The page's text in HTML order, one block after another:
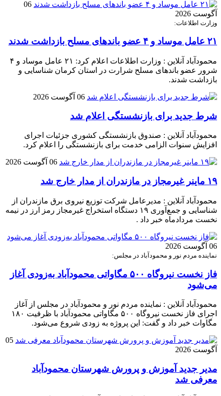
06
آگوست 2026
وزارت اطلاعات:
۲۱ عامل موساد و ۴ عضو باند‌های مسلح بازداشت شدند
محمودآباد آنلاین : وزارت اطلاعات اعلام کرد: ۲۱ عامل موساد و ۴
شرور عضو باند‌های مسلح شرارت در استان کرمان شناسایی و
بازداشت شدند.
06 آگوست 2026
شرط جدید برای بازنشستگی اعلام شد
محمودآباد آنلاین : صندوق بازنشستگی کشوری جزئیات اجرای
افزایش سنوات الزامی خدمت برای بازنشستگی را اعلام کرد.
06 آگوست 2026
۱۹ ماینر غیرمجاز در مازندران از مدار خارج شد
محمودآباد آنلاین : مدیرعامل شرکت توزیع نیروی برق مازندران از
شناسایی و جمع‌آوری ۱۹ دستگاه استخراج غیرمجاز رمز ارز در نیمه
نخست مردادماه خبر داد .
06 آگوست 2026
نماینده مردم نور و محمودآباد در مجلس:
فاز نخست نیروگاه ۵۰۰ مگاواتی محمودآباد به‌زودی آغاز
می‌شود
محمودآباد آنلاین : نماینده مردم نور و محمودآباد در مجلس از آغاز
اجرای فاز نخست نیروگاه ۵۰۰ مگاواتی محمودآباد با ظرفیت ۱۸۰
مگاوات خبر داد و گفت: این پروژه به زودی شروع می‌شود.
05
آگوست 2026
مدیر جدید آموزش و پرورش شهرستان محمودآباد
معرفی شد